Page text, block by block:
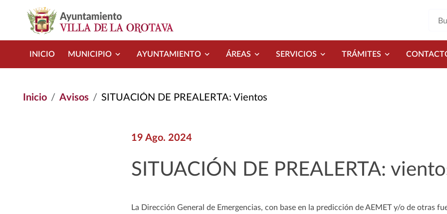
INICIO MUNICIPIO AYUNTAMIENTO ÁREAS SERVICIOS TRÁMITES
Inicio Avisos SITUACIÓN DE PREALERTA: Vientos
19 Ago. 2024
SITUACIÓN DE PREALERTA:
La Dirección General de Emergencias, con base en la predicción de AEMET y/o de otras